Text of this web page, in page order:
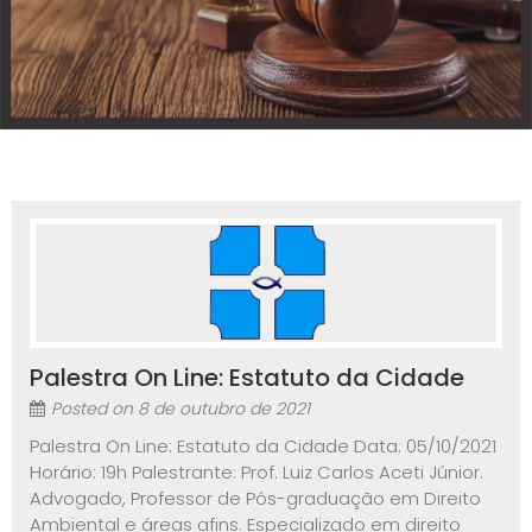
Palestra On Line: Estatuto da Cidade
Posted on 8 de outubro de 2021
Palestra On Line: Estatuto da Cidade Data: 05/10/2021
Horário: 19h Palestrante: Prof. Luiz Carlos Aceti Júnior.
Advogado, Professor de Pós-graduação em Direito
Ambiental e áreas afins. Especializado em direito